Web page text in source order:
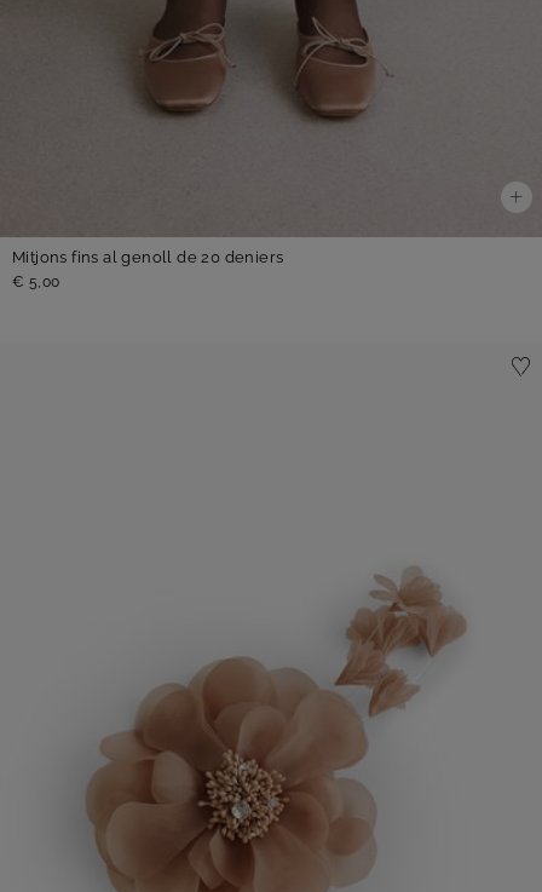
Mitjons fins al genoll de 20 deniers
€ 5,00